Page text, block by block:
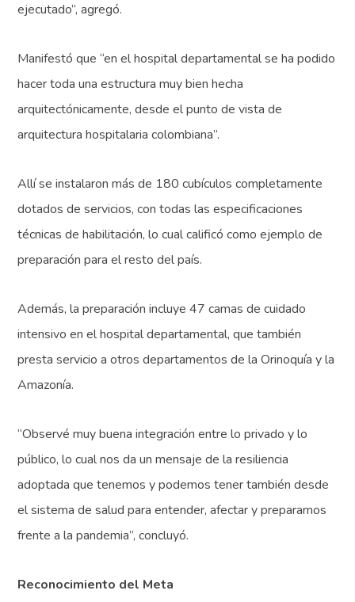
ejecutado”, agregó.
Manifestó que “en el hospital departamental se ha podido
hacer toda una estructura muy bien hecha
arquitectónicamente, desde el punto de vista de
arquitectura hospitalaria colombiana”.
Allí se instalaron más de 180 cubículos completamente
dotados de servicios, con todas las especificaciones
técnicas de habilitación, lo cual calificó como ejemplo de
preparación para el resto del país.
Además, la preparación incluye 47 camas de cuidado
intensivo en el hospital departamental, que también
presta servicio a otros departamentos de la Orinoquía y la
Amazonía.
“Observé muy buena integración entre lo privado y lo
público, lo cual nos da un mensaje de la resiliencia
adoptada que tenemos y podemos tener también desde
el sistema de salud para entender, afectar y prepararnos
frente a la pandemia”, concluyó.
Reconocimiento del Meta